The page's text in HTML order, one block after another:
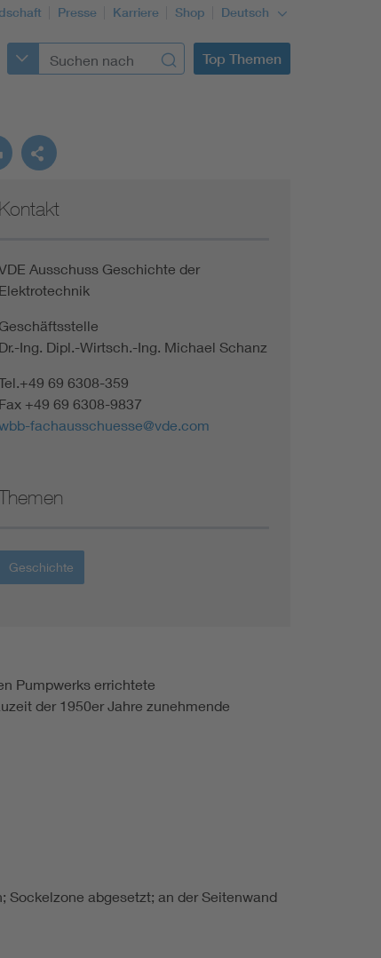
Presse Karriere Shop Deutsch
Top Themen
Kontakt
Ausschuss Geschichte der
Elektrotechnik
Geschäftsstelle
Dr.-Ing. Dipl.-Wirtsch.-Ing. Michael Schanz
69 6308-359
Fax +49 69 6308-9837
fachausschuesse@vde.com
Geschichte
Pumpwerks errichtete
der 1950er Jahre zunehmende
Sockelzone abgesetzt; an der Seitenwand